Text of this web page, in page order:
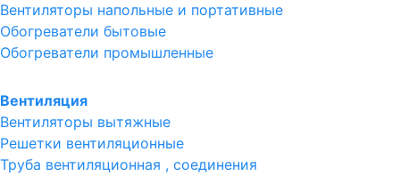
Вентиляторы напольные и портативные
Обогреватели бытовые
Обогреватели промышленные
Вентиляция
Вентиляторы вытяжные
Решетки вентиляционные
Труба вентиляционная , соединения